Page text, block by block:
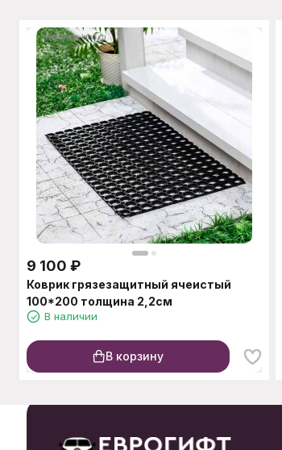
9 100 ₽
Коврик грязезащитный ячеистый
100*200 толщина 2,2см
В наличии
В корзину